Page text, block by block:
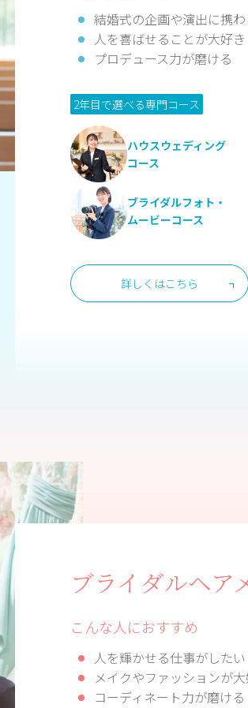
結婚式の企画や演出に携わ
人を喜ばせることが大好き
プロデュース力が磨ける
2年目で選べる専門コース
ハウスウェディング
コース
ブライダルフォト・
ムービーコース
詳しくはこちら
ブライダルヘア
こんな人におすすめ
人を輝かせる仕事がしたい
メイクやファッションが大
コーディネート力が磨ける